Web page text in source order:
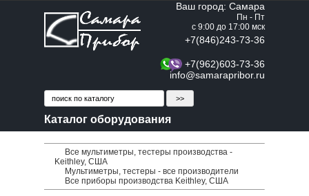
Ваш город: Самара
Пн - Пт
с 9:00 до 17:00 мск
+7(846)243-73-36
+7(962)603-73-36
info@samarapribor.ru
Каталог оборудования
Все мультиметры, тестеры производства -
Keithley, США
Мультиметры, тестеры - все производители
Все приборы производства Keithley, США